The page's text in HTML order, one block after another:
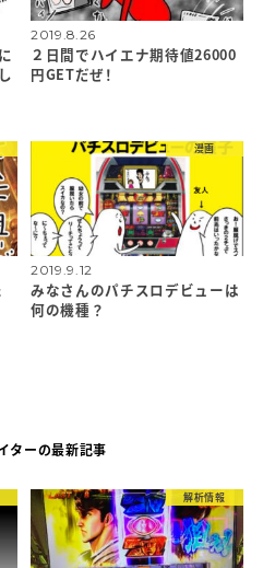
2019.8.26
２日間でハイエナ期待値26000
円GETだぜ！
漫画
2019.9.12
みなさんのパチスロデビューは
何の機種？
ターの最新記事
解析情報